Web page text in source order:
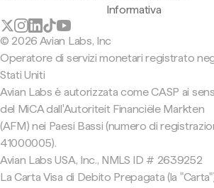
Informativa
© 2026 Avian Labs, Inc
Operatore di servizi monetari registrato
Stati Uniti
Avian Labs è autorizzata come CASP ai
del MiCA dall'Autoriteit Financiële Markten
(AFM) nei Paesi Bassi (numero di
41000005).
Avian Labs USA, Inc., NMLS ID # 2639252
La Carta Visa di Debito Prepagata (la